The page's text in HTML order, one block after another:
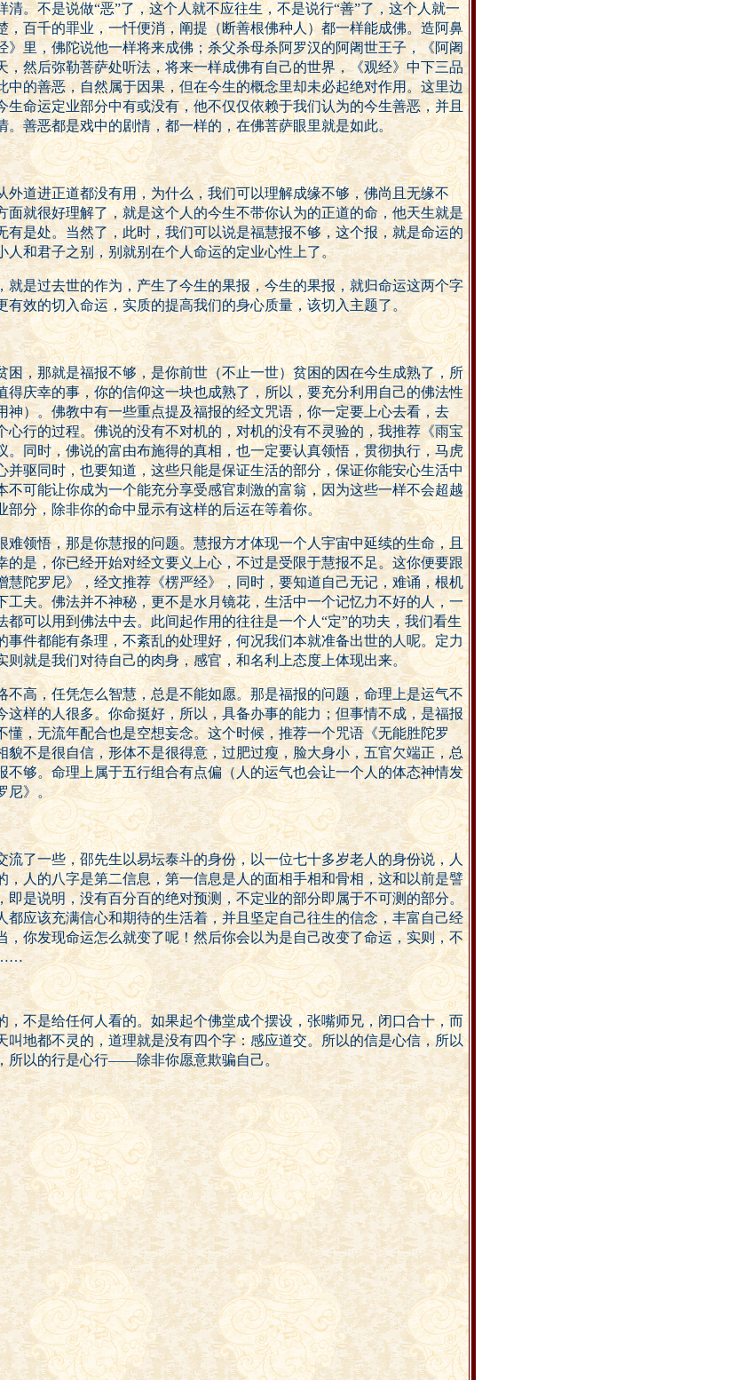
清。不是说做“恶”了，这个人就不应往生，不是说行“善”了，这个人就一
，百千的罪业，一忏便消，阐提（断善根佛种人）都一样能成佛。造阿鼻
》里，佛陀说他一样将来成佛；杀父杀母杀阿罗汉的阿阇世王子，《阿阇
，然后弥勒菩萨处听法，将来一样成佛有自己的世界，《观经》中下三品
中的善恶，自然属于因果，但在今生的概念里却未必起绝对作用。这里边
生命运定业部分中有或没有，他不仅仅依赖于我们认为的今生善恶，并且
。善恶都是戏中的剧情，都一样的，在佛菩萨眼里就是如此。
外道进正道都没有用，为什么，我们可以理解成缘不够，佛尚且无缘不
面就很好理解了，就是这个人的今生不带你认为的正道的命，他天生就是
有是处。当然了，此时，我们可以说是福慧报不够，这个报，就是命运的
人和君子之别，别就别在个人命运的定业心性上了。
就是过去世的作为，产生了今生的果报，今生的果报，就归命运这两个字
有效的切入命运，实质的提高我们的身心质量，该切入主题了。
困，那就是福报不够，是你前世（不止一世）贫困的因在今生成熟了，所
得庆幸的事，你的信仰这一块也成熟了，所以，要充分利用自己的佛法性
神）。佛教中有一些重点提及福报的经文咒语，你一定要上心去看，去
心行的过程。佛说的没有不对机的，对机的没有不灵验的，我推荐《雨宝
。同时，佛说的富由布施得的真相，也一定要认真领悟，贯彻执行，马虎
并驱同时，也要知道，这些只能是保证生活的部分，保证你能安心生活中
不可能让你成为一个能充分享受感官刺激的富翁，因为这些一样不会超越
分，除非你的命中显示有这样的后运在等着你。
难领悟，那是你慧报的问题。慧报方才体现一个人宇宙中延续的生命，且
的是，你已经开始对经文要义上心，不过是受限于慧报不足。这你便要跟
慧陀罗尼》，经文推荐《楞严经》，同时，要知道自己无记，难诵，根机
工夫。佛法并不神秘，更不是水月镜花，生活中一个记忆力不好的人，一
都可以用到佛法中去。此间起作用的往往是一个人“定”的功夫，我们看生
事件都能有条理，不紊乱的处理好，何况我们本就准备出世的人呢。定力
则就是我们对待自己的肉身，感官，和名利上态度上体现出来。
不高，任凭怎么智慧，总是不能如愿。那是福报的问题，命理上是运气不
这样的人很多。你命挺好，所以，具备办事的能力；但事情不成，是福报
懂，无流年配合也是空想妄念。这个时候，推荐一个咒语《无能胜陀罗
貌不是很自信，形体不是很得意，过肥过瘦，脸大身小，五官欠端正，总
不够。命理上属于五行组合有点偏（人的运气也会让一个人的体态神情发
尼》。
流了一些，邵先生以易坛泰斗的身份，以一位七十多岁老人的身份说，人
，人的八字是第二信息，第一信息是人的面相手相和骨相，这和以前是譬
即是说明，没有百分百的绝对预测，不定业的部分即属于不可测的部分。
都应该充满信心和期待的生活着，并且坚定自己往生的信念，丰富自己经
，你发现命运怎么就变了呢！然后你会以为是自己改变了命运，实则，不
……
，不是给任何人看的。如果起个佛堂成个摆设，张嘴师兄，闭口合十，而
叫地都不灵的，道理就是没有四个字：感应道交。所以的信是心信，所以
所以的行是心行——除非你愿意欺骗自己。